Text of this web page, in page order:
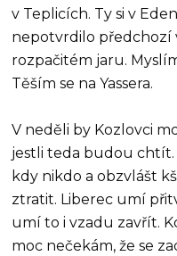
v Teplicích. Ty si v
nepotvrdilo předchozí
rozpačitém jaru.
Těším se na Yassera.
V neděli by Kozlovci
jestli teda budou chtít.
kdy nikdo a obzvlášt
ztratit. Liberec umí
umí to i vzadu zavřít.
moc nečekám, že se